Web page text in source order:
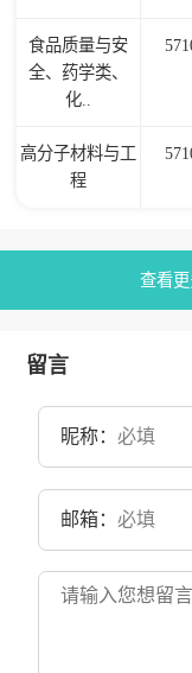
食品质量与安
全、药学类、
化..
高分子材料与工
程
查看
留言
昵称：
邮箱：